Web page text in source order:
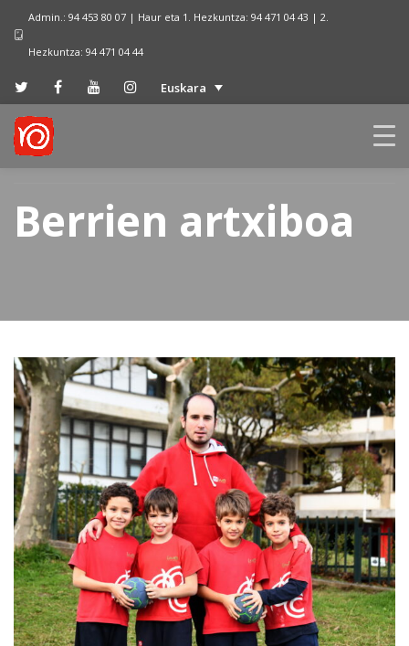
Admin.: 94 453 80 07 | Haur eta 1. Hezkuntza: 94 471 04 43 | 2.
Hezkuntza: 94 471 04 44
Euskara
Berrien artxiboa